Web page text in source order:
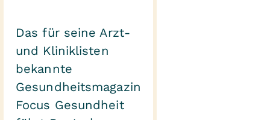
Das für seine Arzt-
und Kliniklisten
bekannte
Gesundheitsmagazin
Focus Gesundheit